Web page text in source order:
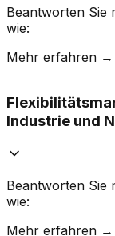
aus?
Beantworten Sie
wie:
Mehr erfahren →
Tarif- und
Wie groß
•Welche
•Wie groß
Industrie und
Beantworten Sie
wie:
Mehr erfahren →